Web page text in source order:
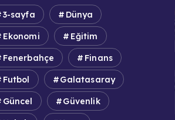
3-sayfa Dünya
Ekonomi Eğitim
Fenerbahçe Finans
Futbol Galatasaray
Güncel Güvenlik